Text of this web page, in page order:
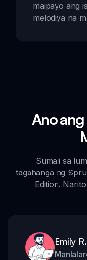
maipayo ang
melodiya na
Ano
Sumali sa
tagahanga ng
Edition.
Emily R.